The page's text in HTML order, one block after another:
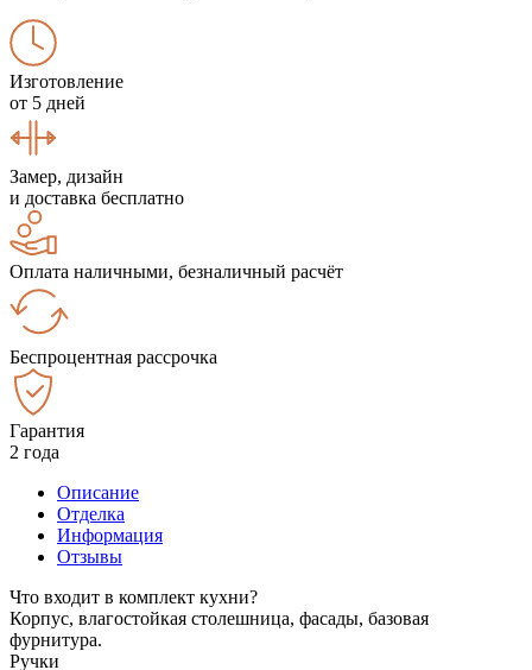
Изготовление
от 5 дней
Замер, дизайн
и доставка бесплатно
Оплата наличными, безналичный расчёт
Беспроцентная рассрочка
Гарантия
2 года
Описание
Отделка
Информация
Отзывы
Что входит в комплект кухни?
Корпус, влагостойкая столешница, фасады, базовая
фурнитура.
Ручки